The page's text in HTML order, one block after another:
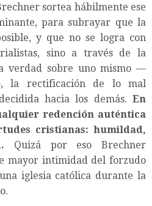
sortea hábilmente ese
para subrayar que la
y que no se logra con
sino a través de la
verdad sobre uno mismo —
la rectificación de lo mal
hacia los demás. En
redención auténtica
cristianas: humildad,
Quizá por eso Brechner
mayor intimidad del forzudo
iglesia católica durante la